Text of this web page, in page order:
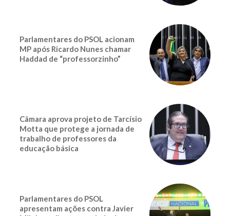
Parlamentares do PSOL acionam
MP após Ricardo Nunes chamar
Haddad de “professorzinho”
Câmara aprova projeto de Tarcísio
Motta que protege a jornada de
trabalho de professores da
educação básica
Parlamentares do PSOL
apresentam ações contra Javier